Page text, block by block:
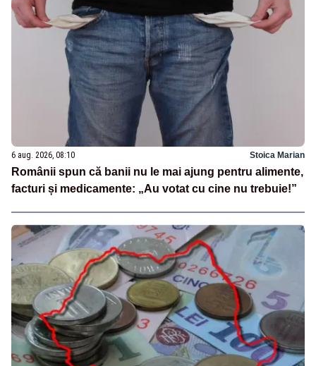
6 aug. 2026, 08:10 Stoica Marian
Românii spun că banii nu le mai ajung pentru alimente,
facturi și medicamente: „Au votat cu cine nu trebuie!”